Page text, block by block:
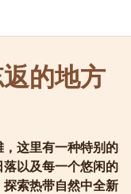
的地方
这里有一种特别的
以及每一个悠闲的
索热带自然中全新